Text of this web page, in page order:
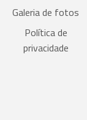
Galeria de fotos
Política de
privacidade